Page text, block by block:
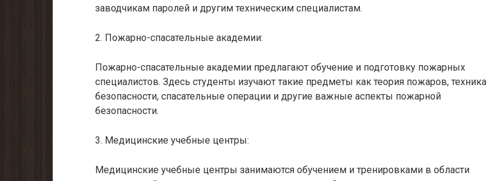
заводчикам паролей и другим техническим специалистам.
2. Пожарно-спасательные академии:
Пожарно-спасательные академии предлагают обучение и подготовку пожарных
специалистов. Здесь студенты изучают такие предметы как теория пожаров, техника
безопасности, спасательные операции и другие важные аспекты пожарной
безопасности.
3. Медицинские учебные центры:
Медицинские учебные центры занимаются обучением и тренировками в области